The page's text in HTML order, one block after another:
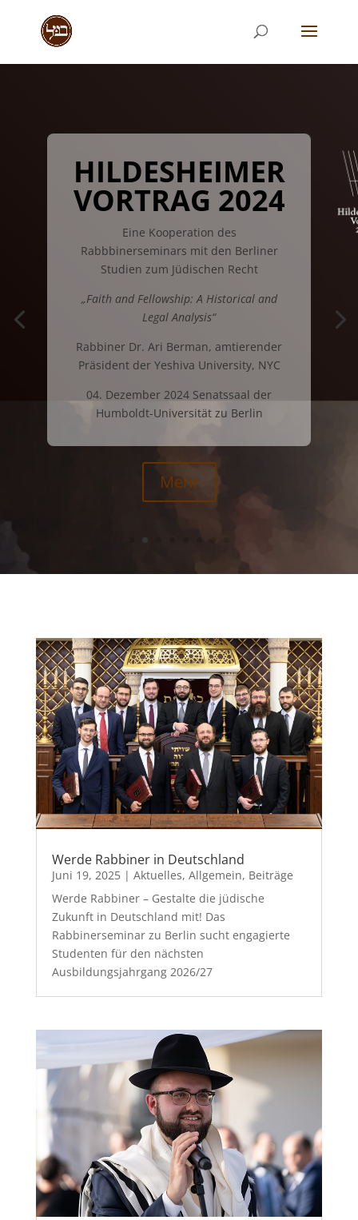
HILDESHEIMER
VORTRAG 2024
Eine Kooperation des
Rabbbinerseminars mit den Berliner
Studien zum Jüdischen Recht
„Faith and Fellowship: A Historical and
Legal Analysis“
Rabbiner Dr. Ari Berman, amtierender
Präsident der Yeshiva University, NYC
04. Dezember 2024 Senatssaal der
Humboldt-Universität zu Berlin
Mehr
Werde Rabbiner in Deutschland
Juni 19, 2025| Aktuelles, Allgemein, Beiträge
Werde Rabbiner – Gestalte die jüdische
Zukunft in Deutschland mit! Das
Rabbinerseminar zu Berlin sucht engagierte
Studenten für den nächsten
Ausbildungsjahrgang 2026/27